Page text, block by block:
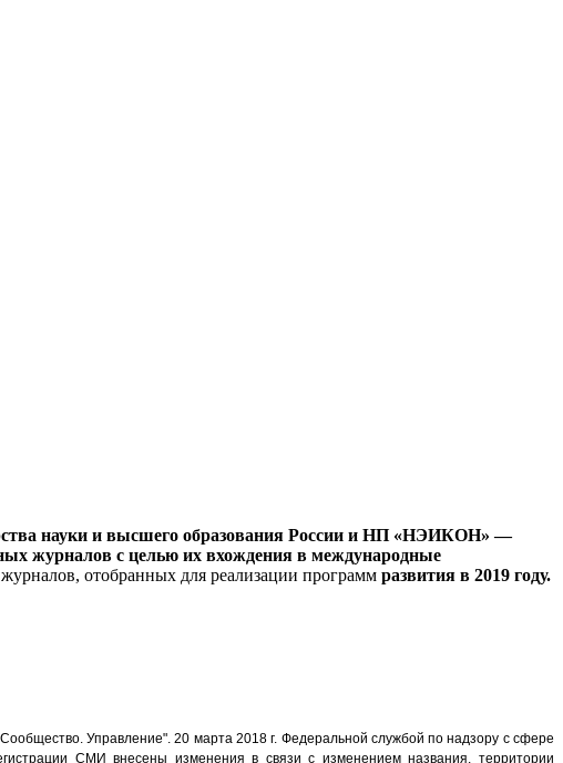
науки и высшего образования России и НП «НЭИКОН» —
журналов с целью их вхождения в международные
отобранных для реализации программ развития в 2019 году.
Управление".20 марта 2018 г. Федеральной службой по надзору с сфере
СМИ внесены изменения в связи с изменением названия, территории